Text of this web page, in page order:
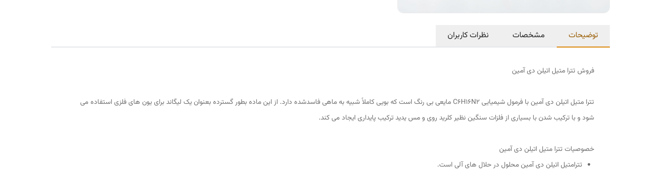
توضیحات مشخصات نظرات کاربران
فروش تترا متیل اتیلن دی آمین
تترا متیل اتیلن دی آمین با فرمول شیمیایی C۶H۱۶N۲ مایعی بی رنگ است که بویی کاملاً شبیه به ماهی فاسدشده دارد. از این ماده بطور گسترده بعنوان یک لیگاند برای یون های فلزی استفاده می
شود و با ترکیب شدن با بسیاری از فلزات سنگین نظیر کلرید روی و مس یدید ترکیب پایداری ایجاد می کند.
خصوصیات تترا متیل اتیلن دی آمین
تترامتیل اتیلن دی آمین محلول در حلال های آلی است.